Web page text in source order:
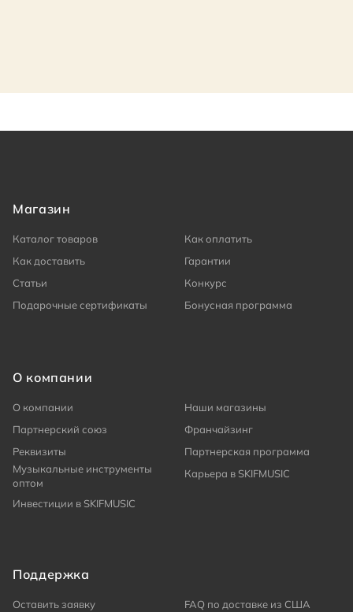
Магазин
Каталог товаров
Как оплатить
Как доставить
Гарантии
Статьи
Конкурс
Подарочные сертификаты
Бонусная программа
О компании
О компании
Наши магазины
Партнерский союз
Франчайзинг
Реквизиты
Партнерская программа
Музыкальные инструменты
оптом
Карьера в SKIFMUSIC
Инвестиции в SKIFMUSIC
Поддержка
Оставить заявку
FAQ по доставке из США